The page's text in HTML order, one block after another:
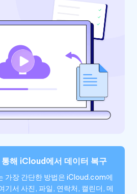
해 iCloud에서 데이터 복구
가장 간단한 방법은 iCloud.com에
기서 사진, 파일, 연락처, 캘린더, 메